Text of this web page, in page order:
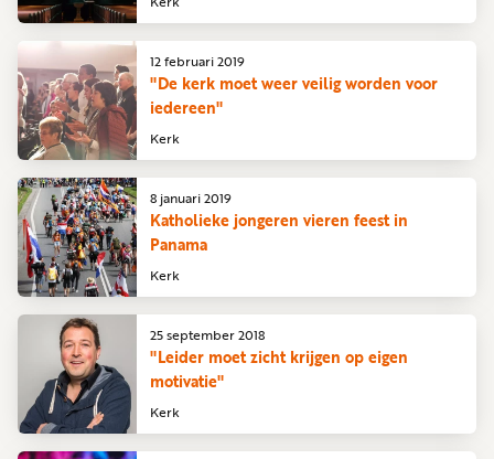
Kerk
"De kerk moet weer veilig worden voor
iedereen"
12 februari 2019
Kerk
Katholieke jongeren vieren feest in
Panama
8 januari 2019
Kerk
"Leider moet zicht krijgen op eigen
motivatie"
25 september 2018